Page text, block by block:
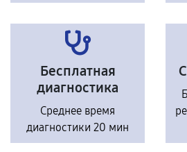
Бесплатная
диагностика
Среднее время
диагностики 20 мин